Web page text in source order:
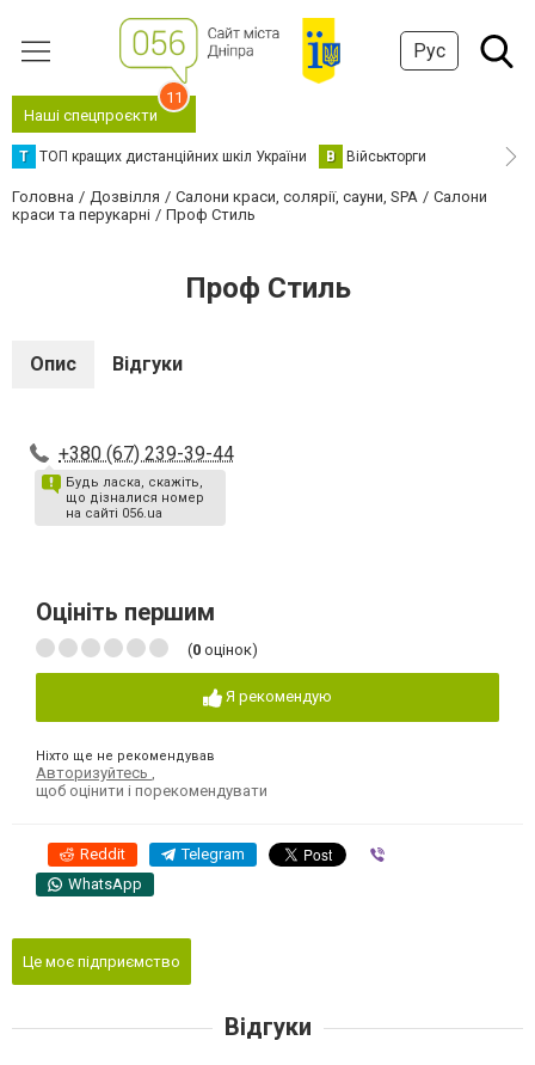
Рус
Наші спецпроєкти
11
Т ТОП кращих дистанційних шкіл України В Військторги
Головна Дозвілля Салони краси, солярії, сауни, SPA
Салони
краси та перукарні
Проф Стиль
Проф Стиль
Опис Відгуки
+380 (67) 239-39-44
Будь ласка, скажіть,
що дізналися номер
на сайті 056.ua
Оцініть першим
(0 оцінок)
Я рекомендую
Ніхто ще не рекомендував
Авторизуйтесь
щоб оцінити і порекомендувати
Reddit Telegram
WhatsApp
Це моє підприємство
Відгуки